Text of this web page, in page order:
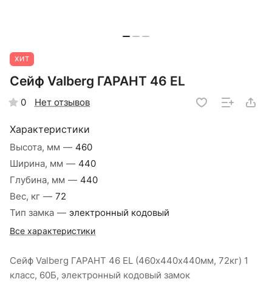
ХИТ
Сейф Valberg ГАРАНТ 46 EL
0 Нет отзывов
Характеристики
Высота, мм — 460
Ширина, мм — 440
Глубина, мм — 440
Вес, кг — 72
Тип замка — электронный кодовый
Все характеристики
Сейф Valberg ГАРАНТ 46 EL (460х440х440мм, 72кг) 1
класс, 60Б, электронный кодовый замок